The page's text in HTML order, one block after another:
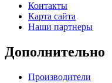
Контакты
Карта сайта
Наши партнеры
Дополнительно
Производители